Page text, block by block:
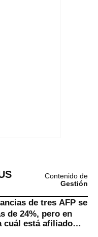
Contenido de
Gestión
de tres AFP se
de 24%, pero en
cuál está afiliado